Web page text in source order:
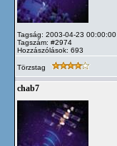
Tagság: 2003-04-23 00:00:00
Tagszám: #2974
Hozzászólások: 693
Törzstag
chab7